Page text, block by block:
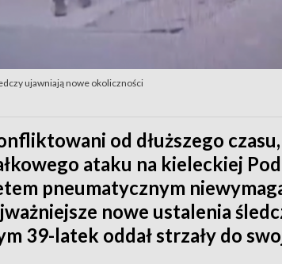
ujawniają nowe okoliczności
od dłuższego
ataku na kieleckiej
pneumatycznym
nowe ustalenia
39-latek oddał strzały do